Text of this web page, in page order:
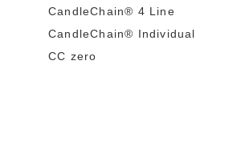
CandleChain® 4 Line
CandleChain® Individual
CC zero